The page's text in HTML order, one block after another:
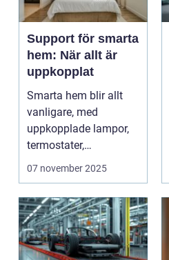
Support för smarta
hem: När allt är
uppkopplat
Smarta hem blir allt
vanligare, med
uppkopplade lampor,
termostater,
säkerhetskameror och
07 november 2025